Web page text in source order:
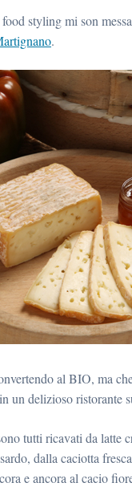
styling mi son
.
al BIO, ma
un delizioso ristorante
tutti ricavati da latte
dalla caciotta
e ancora al cacio